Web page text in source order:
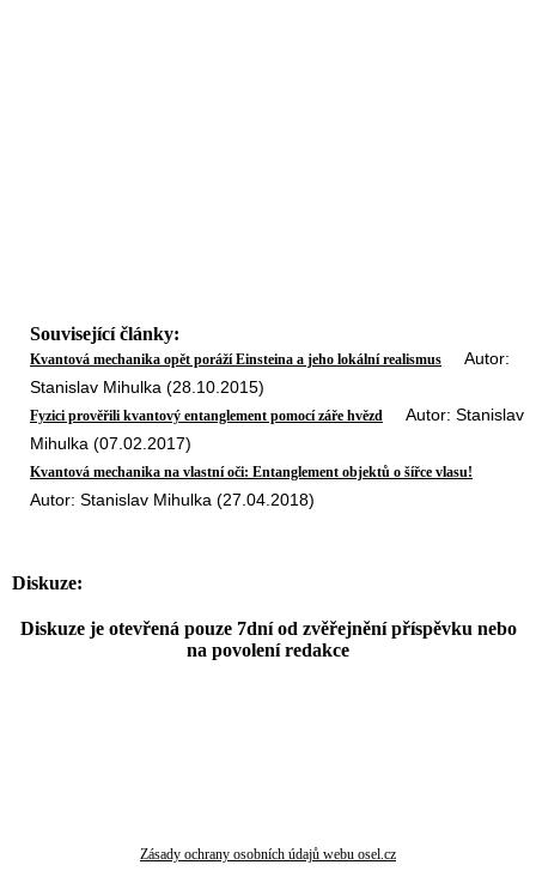
Související články:
Kvantová mechanika opět poráží Einsteina a jeho lokální realismus Autor:
Stanislav Mihulka (28.10.2015)
Fyzici prověřili kvantový entanglement pomocí záře hvězd Autor: Stanislav
Mihulka (07.02.2017)
Kvantová mechanika na vlastní oči: Entanglement objektů o šířce vlasu!
Autor: Stanislav Mihulka (27.04.2018)
Diskuze:
Diskuze je otevřená pouze 7dní od zvěřejnění příspěvku nebo
na povolení redakce
Zásady ochrany osobních údajů webu osel.cz